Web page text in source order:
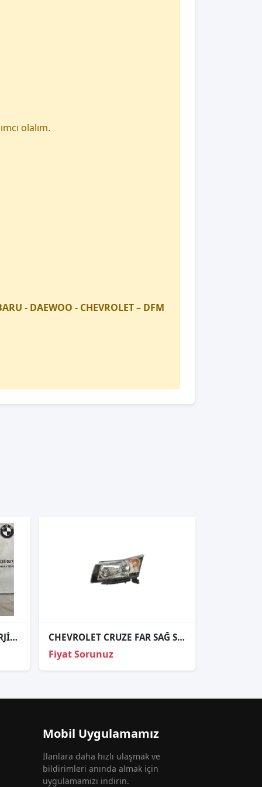
olalım.
- DAEWOO - CHEVROLET – DFM
CAPTİVA TAKIM SİS FARI ORJİNAL CHEVROLET CRUZE FAR SAĞ SOL ELEKTRIKLI SIYAH 2009- KAMPANYA
Fiyat Sorunuz
Mobil Uygulamamız
İlanlara daha hızlı ulaşmak ve
bildirimleri anında almak için
uygulamamızı indirin.